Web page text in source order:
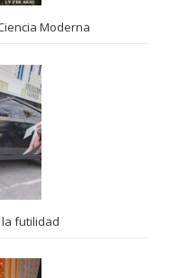
Moderna
futilidad